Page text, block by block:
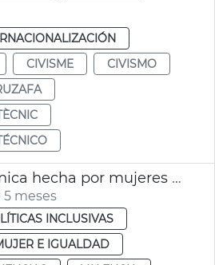
CIVISME
CIVISMO
Música electrónica hecha por mujeres València 8M
meses
INCLUSIVAS
E IGUALDAD